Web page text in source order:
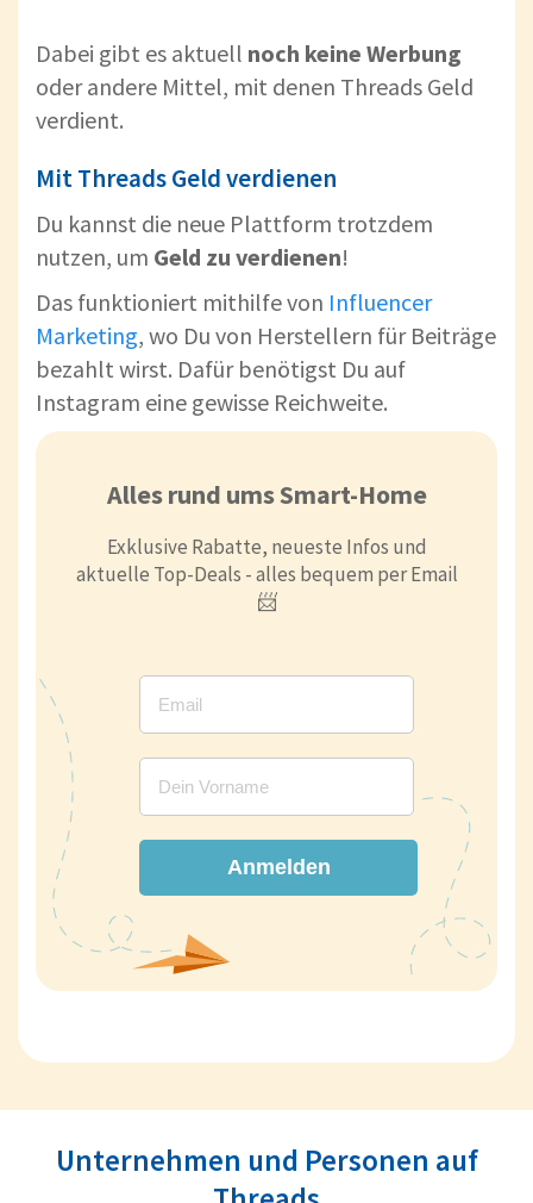
Dabei gibt es aktuell noch keine Werbung
oder andere Mittel, mit denen Threads Geld
verdient.
Mit Threads Geld verdienen
Du kannst die neue Plattform trotzdem
nutzen, um Geld zu verdienen!
Das funktioniert mithilfe von Influencer
Marketing, wo Du von Herstellern für Beiträge
bezahlt wirst. Dafür benötigst Du auf
Instagram eine gewisse Reichweite.
Alles rund ums Smart-Home
Exklusive Rabatte, neueste Infos und
aktuelle Top-Deals - alles bequem per Email
📨
Anmelden
Unternehmen und Personen auf